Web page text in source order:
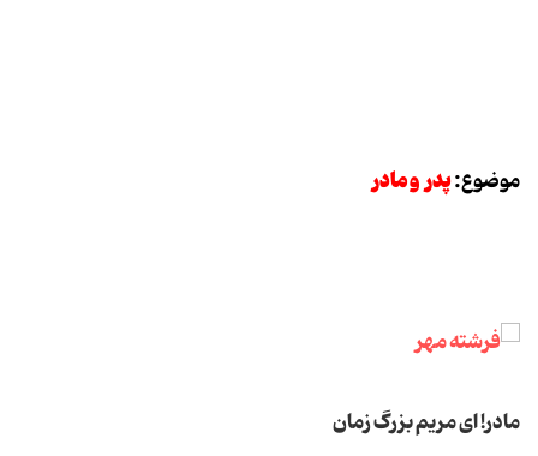
موضوع:پدر و مادر
مادر!ای مریم بزرگ زمان